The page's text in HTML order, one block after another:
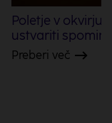
Poletje v okvirju
ustvariti spomin
Preberi več